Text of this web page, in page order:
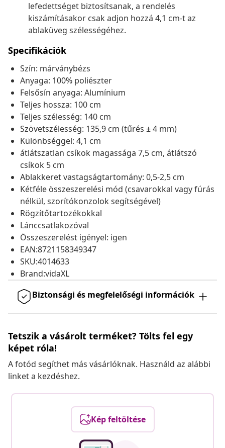
lefedettséget biztosítsanak, a rendelés
kiszámításakor csak adjon hozzá 4,1 cm-t az
ablaküveg szélességéhez.
Specifikációk
Szín: márványbézs
Anyaga: 100% poliészter
Felsősín anyaga: Alumínium
Teljes hossza: 100 cm
Teljes szélesség: 140 cm
Szövetszélesség: 135,9 cm (tűrés ± 4 mm)
Különbséggel: 4,1 cm
átlátszatlan csíkok magassága 7,5 cm, átlátszó
csíkok 5 cm
Ablakkeret vastagságtartomány: 0,5-2,5 cm
Kétféle összeszerelési mód (csavarokkal vagy fúrás
nélkül, szorítókonzolok segítségével)
Rögzítőtartozékokkal
Lánccsatlakozóval
Összeszerelést igényel: igen
EAN:8721158349347
SKU:4014633
Brand:vidaXL
Biztonsági és megfelelőségi információk
Tetszik a vásárolt terméket? Tölts fel egy
képet róla!
A fotód segíthet más vásárlóknak. Használd az alábbi
linket a kezdéshez.
Kép feltöltése